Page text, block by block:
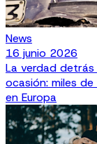
News
16 junio 2026
La verdad
ocasión: miles
en Europa